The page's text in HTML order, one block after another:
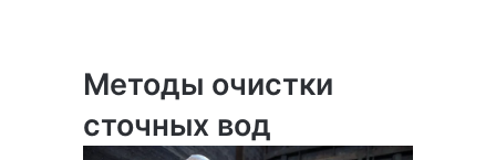
Методы очистки
сточных вод